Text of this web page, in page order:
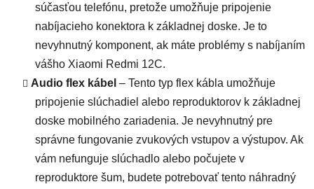
súčasťou telefónu, pretože umožňuje pripojenie
nabíjacieho konektora k základnej doske. Je to
nevyhnutný komponent, ak máte problémy s nabíjaním
vášho Xiaomi Redmi 12C.
Audio flex kábel – Tento typ flex kábla umožňuje
pripojenie slúchadiel alebo reproduktorov k základnej
doske mobilného zariadenia. Je nevyhnutný pre
správne fungovanie zvukových vstupov a výstupov. Ak
vám nefunguje slúchadlo alebo počujete v
reproduktore šum, budete potrebovať tento náhradný